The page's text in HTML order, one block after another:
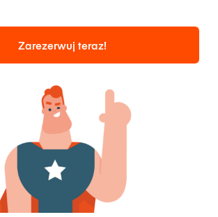
Zarezerwuj teraz!